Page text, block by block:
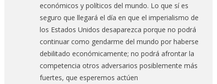
económicos y políticos del mundo. Lo que sí es
seguro que llegará el día en que el imperialismo de
los Estados Unidos desaparezca porque no podrá
continuar como gendarme del mundo por haberse
debilitado económicamente; no podrá afrontar la
competencia otros adversarios posiblemente más
fuertes, que esperemos actúen